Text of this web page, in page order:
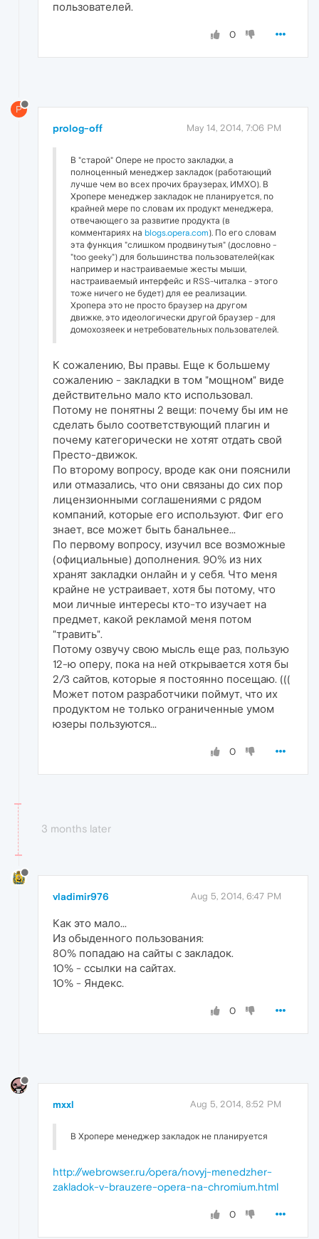
пользователей.
0
P
prolog-off May 14, 2014, 7:06 PM
В "старой" Опере не просто закладки, а
полноценный менеджер закладок (работающий
лучше чем во всех прочих браузерах, ИМХО). В
Хропере менеджер закладок не планируется, по
крайней мере по словам их продукт менеджера,
отвечающего за развитие продукта (в
комментариях на blogs.opera.com). По его словам
эта функция "слишком продвинутыя" (дословно -
"too geeky") для большинства пользователей(как
например и настраиваемые жесты мыши,
настраиваемый интерфейс и RSS-читалка - этого
тоже ничего не будет) для ее реализации.
Хропера это не просто браузер на другом
движке, это идеологически другой браузер - для
домохозяеек и нетребовательных пользователей.
К сожалению, Вы правы. Еще к большему
сожалению - закладки в том "мощном" виде
действительно мало кто использовал.
Потому не понятны 2 вещи: почему бы им не
сделать было соответствующий плагин и
почему категорически не хотят отдать свой
Престо-движок.
По второму вопросу, вроде как они пояснили
или отмазались, что они связаны до сих пор
лицензионными соглашениями с рядом
компаний, которые его используют. Фиг его
знает, все может быть банальнее...
По первому вопросу, изучил все возможные
(официальные) дополнения. 90% из них
хранят закладки онлайн и у себя. Что меня
крайне не устраивает, хотя бы потому, что
мои личные интересы кто-то изучает на
предмет, какой рекламой меня потом
"травить".
Потому озвучу свою мысль еще раз, пользую
12-ю оперу, пока на ней открывается хотя бы
2/3 сайтов, которые я постоянно посещаю. (((
Может потом разработчики поймут, что их
продуктом не только ограниченные умом
юзеры пользуются...
0
3 months later
vladimir976 Aug 5, 2014, 6:47 PM
Как это мало...
Из обыденного пользования:
80% попадаю на сайты с закладок.
10% - ссылки на сайтах.
10% - Яндекс.
0
mxxl Aug 5, 2014, 8:52 PM
В Хропере менеджер закладок не планируется
http://webrowser.ru/opera/novyj-menedzher-
zakladok-v-brauzere-opera-na-chromium.html
0